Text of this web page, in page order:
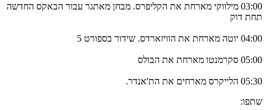
03:00 מילווקי מארחת את הקליפרס. מבחן מאתגר עבור הבאקס החדשה
תחת דוק
04:00 יוטה מארחת את הוויזארדס. שידור בספורט 5
05:00 סקרמנטו מארחת את הבולס
05:30 הלייקרס מארחים את הת'אנדר.
שתפו: